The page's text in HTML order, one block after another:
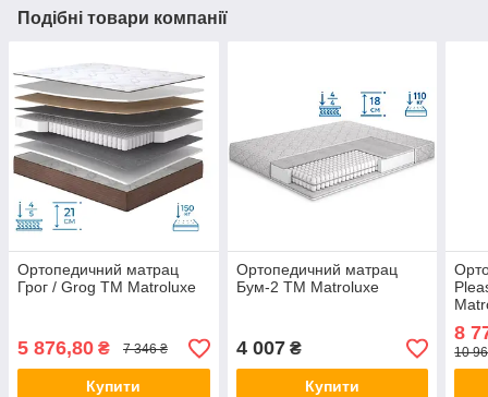
Подібні товари компанії
Ортопедичний матрац
Грог / Grog TM Matroluxe
5 876,80 ₴ 7 346 ₴
Купити
Ортопедичний матрац
Бум-2 TM Matroluxe
4 007₴
Купити
8
10